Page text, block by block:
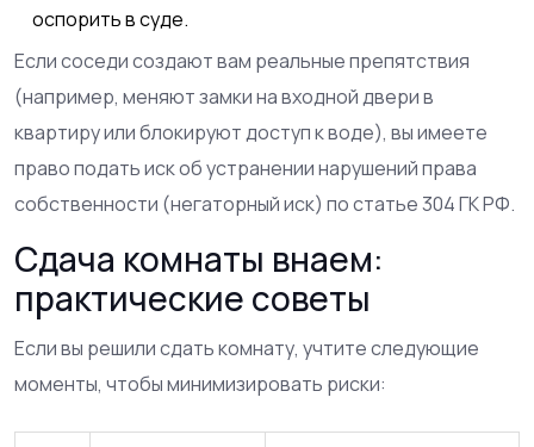
оспорить в суде.
Если соседи создают вам реальные препятствия
(например, меняют замки на входной двери в
квартиру или блокируют доступ к воде), вы имеете
право подать иск об устранении нарушений права
собственности (негаторный иск) по статье 304 ГК РФ.
Сдача комнаты внаем:
практические советы
Если вы решили сдать комнату, учтите следующие
моменты, чтобы минимизировать риски: